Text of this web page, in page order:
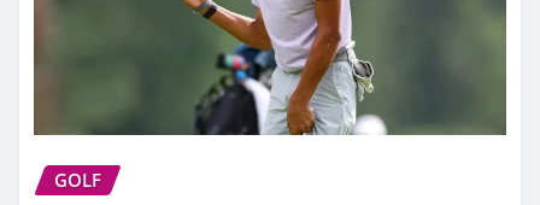
GOLF